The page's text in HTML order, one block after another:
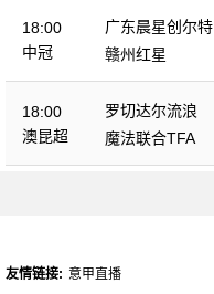
18:00
中冠
广东晨星创尔特
赣州红星
18:00
澳昆超
罗切达尔流浪
魔法联合TFA
友情链接: 意甲直播